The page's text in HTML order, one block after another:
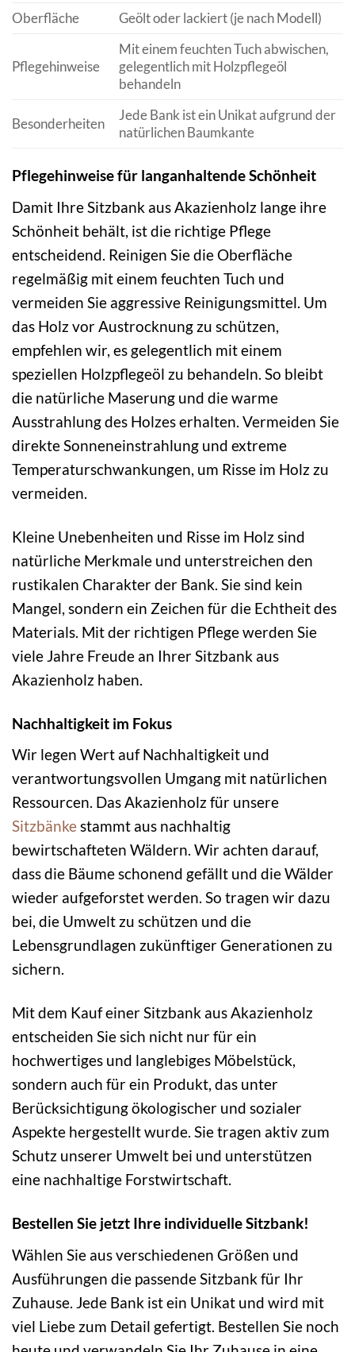
Oberfläche
Geölt oder lackiert (je nach Modell)
Pflegehinweise
Mit einem feuchten Tuch abwischen,
gelegentlich mit Holzpflegeöl
behandeln
Besonderheiten
Jede Bank ist ein Unikat aufgrund der
natürlichen Baumkante
Pflegehinweise für langanhaltende Schönheit
Damit Ihre Sitzbank aus Akazienholz lange ihre
Schönheit behält, ist die richtige Pflege
entscheidend. Reinigen Sie die Oberfläche
regelmäßig mit einem feuchten Tuch und
vermeiden Sie aggressive Reinigungsmittel. Um
das Holz vor Austrocknung zu schützen,
empfehlen wir, es gelegentlich mit einem
speziellen Holzpflegeöl zu behandeln. So bleibt
die natürliche Maserung und die warme
Ausstrahlung des Holzes erhalten. Vermeiden Sie
direkte Sonneneinstrahlung und extreme
Temperaturschwankungen, um Risse im Holz zu
vermeiden.
Kleine Unebenheiten und Risse im Holz sind
natürliche Merkmale und unterstreichen den
rustikalen Charakter der Bank. Sie sind kein
Mangel, sondern ein Zeichen für die Echtheit des
Materials. Mit der richtigen Pflege werden Sie
viele Jahre Freude an Ihrer Sitzbank aus
Akazienholz haben.
Nachhaltigkeit im Fokus
Wir legen Wert auf Nachhaltigkeit und
verantwortungsvollen Umgang mit natürlichen
Ressourcen. Das Akazienholz für unsere
Sitzbänkestammt aus nachhaltig
bewirtschafteten Wäldern. Wir achten darauf,
dass die Bäume schonend gefällt und die Wälder
wieder aufgeforstet werden. So tragen wir dazu
bei, die Umwelt zu schützen und die
Lebensgrundlagen zukünftiger Generationen zu
sichern.
Mit dem Kauf einer Sitzbank aus Akazienholz
entscheiden Sie sich nicht nur für ein
hochwertiges und langlebiges Möbelstück,
sondern auch für ein Produkt, das unter
Berücksichtigung ökologischer und sozialer
Aspekte hergestellt wurde. Sie tragen aktiv zum
Schutz unserer Umwelt bei und unterstützen
eine nachhaltige Forstwirtschaft.
Bestellen Sie jetzt Ihre individuelle Sitzbank!
Wählen Sie aus verschiedenen Größen und
Ausführungen die passende Sitzbank für Ihr
Zuhause. Jede Bank ist ein Unikat und wird mit
viel Liebe zum Detail gefertigt. Bestellen Sie noch